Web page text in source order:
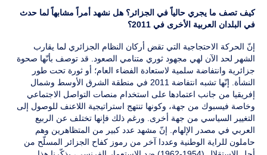
كيف تصف ما يجري حالياً في الجزائر؟ هل نشهد أمراً مشابهاً لما حدث
في البلدان العربية الأخرى في 2011؟
إنّ الحركة الاحتجاجية التي تقض أركان النظام الجزائري لما يقارب
الشهر لحد الآن لهي مجهود ثوري متنامي الصعود. قد توصف بأنّها صحوة
جزائرية وانتفاضة سلمية لاستعادة الفضاء العام؛ أو ثورة تحت طور
النشأة. إنّها تشبه انتفاضة 2011 في منطقة الشرق الأوسط وشمال
إفريقيا من جانب اعتمادها على استخدام منصات التواصل الاجتماعي
وخاصة فيسبوك من جهة، وكونها تنتهج استراتيجية اللاعنف للوصول إلى
التغيير السياسي من جهة أخرى. ورغم ذلك فإنها تختلف عن الربيع
العربي في مصدر الإلهام. إنّ مشهد عدد كبير من المتظاهرين وهم
حاملون للراية الوطنية وعددا آخر من رموز كفاح الجزائر المسلّح من